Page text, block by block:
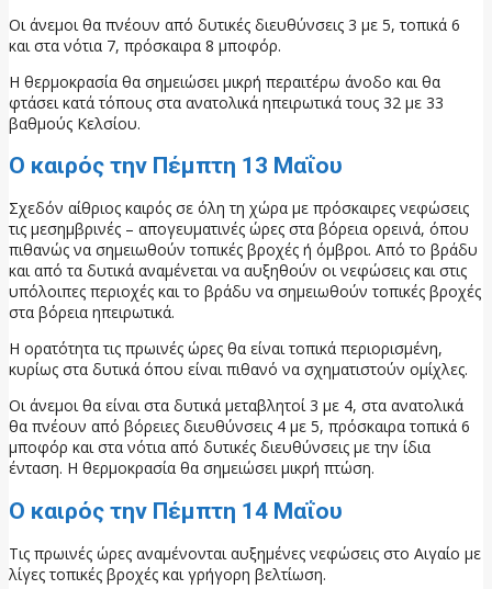
Οι άνεμοι θα πνέουν από δυτικές διευθύνσεις 3 με 5, τοπικά 6
και στα νότια 7, πρόσκαιρα 8 μποφόρ.
Η θερμοκρασία θα σημειώσει μικρή περαιτέρω άνοδο και θα
φτάσει κατά τόπους στα ανατολικά ηπειρωτικά τους 32 με 33
βαθμούς Κελσίου.
Ο καιρός την Πέμπτη 13 Μαΐου
Σχεδόν αίθριος καιρός σε όλη τη χώρα με πρόσκαιρες νεφώσεις
τις μεσημβρινές – απογευματινές ώρες στα βόρεια ορεινά, όπου
πιθανώς να σημειωθούν τοπικές βροχές ή όμβροι. Από το βράδυ
και από τα δυτικά αναμένεται να αυξηθούν οι νεφώσεις και στις
υπόλοιπες περιοχές και το βράδυ να σημειωθούν τοπικές βροχές
στα βόρεια ηπειρωτικά.
Η ορατότητα τις πρωινές ώρες θα είναι τοπικά περιορισμένη,
κυρίως στα δυτικά όπου είναι πιθανό να σχηματιστούν ομίχλες.
Οι άνεμοι θα είναι στα δυτικά μεταβλητοί 3 με 4, στα ανατολικά
θα πνέουν από βόρειες διευθύνσεις 4 με 5, πρόσκαιρα τοπικά 6
μποφόρ και στα νότια από δυτικές διευθύνσεις με την ίδια
ένταση. Η θερμοκρασία θα σημειώσει μικρή πτώση.
Ο καιρός την Πέμπτη 14 Μαΐου
Τις πρωινές ώρες αναμένονται αυξημένες νεφώσεις στο Αιγαίο με
λίγες τοπικές βροχές και γρήγορη βελτίωση.